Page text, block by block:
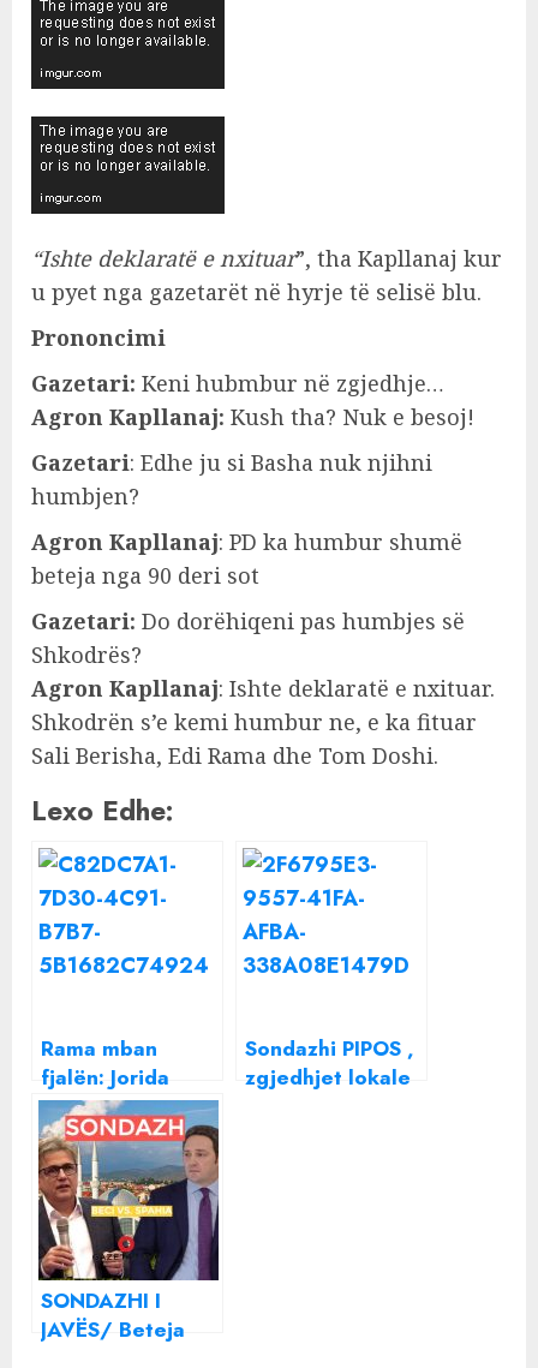
“Ishte deklaratë e nxituar”, tha Kapllanaj kur
u pyet nga gazetarët në hyrje të selisë blu.
Prononcimi
Gazetari: Keni hubmbur në zgjedhje…
Agron Kapllanaj: Kush tha? Nuk e besoj!
Gazetari: Edhe ju si Basha nuk njihni
humbjen?
Agron Kapllanaj: PD ka humbur shumë
beteja nga 90 deri sot
Gazetari: Do dorëhiqeni pas humbjes së
Shkodrës?
Agron Kapllanaj: Ishte deklaratë e nxituar.
Shkodrën s’e kemi humbur ne, e ka fituar
Sali Berisha, Edi Rama dhe Tom Doshi.
Lexo Edhe:
Rama mban
fjalën: Jorida
gëzuar me ujë
nga çezma e
Tironës
Sondazhi PIPOS ,
zgjedhjet lokale
SONDAZHI I
JAVËS/ Beteja